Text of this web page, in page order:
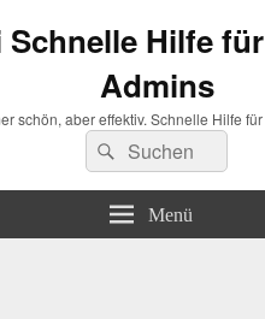
Hilfe
Admins
schön, aber effektiv. Schnelle Hilfe
Suchen
nach:
Suchen
Menü